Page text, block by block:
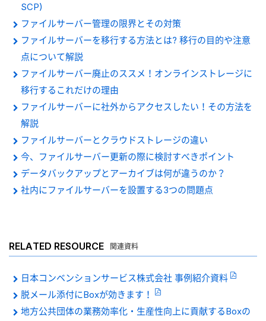
SCP)
ファイルサーバー管理の限界とその対策
ファイルサーバーを移行する方法とは? 移行の目的や注意
点について解説
ファイルサーバー廃止のススメ！オンラインストレージに
移行するこれだけの理由
ファイルサーバーに社外からアクセスしたい！その方法を
解説
ファイルサーバーとクラウドストレージの違い
今、ファイルサーバー更新の際に検討すべきポイント
データバックアップとアーカイブは何が違うのか？
社内にファイルサーバーを設置する3つの問題点
RELATED RESOURCE 関連資料
日本コンベンションサービス株式会社 事例紹介資料
脱メール添付にBoxが効きます！
地方公共団体の業務効率化・生産性向上に貢献するBoxの